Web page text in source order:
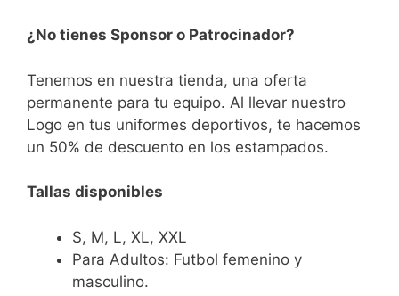
¿No tienes Sponsor o Patrocinador?
Tenemos en nuestra tienda, una oferta
permanente para tu equipo. Al llevar nuestro
Logo en tus uniformes deportivos, te hacemos
un 50% de descuento en los estampados.
Tallas disponibles
S, M, L, XL, XXL
Para Adultos: Futbol femenino y
masculino.